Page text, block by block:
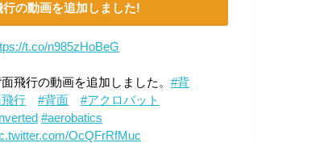
行の動画を追加しました!
t.co/n985zHoBeG
飛行の動画を追加しました。 #背
行
#背面
#アクロバット
#aerobatics
OcQFrRfMuc